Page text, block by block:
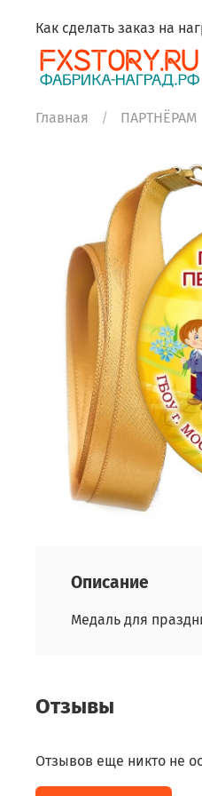
Как сделать заказ на
Главная ПАРТНЁРАМ
Описание
Медаль для
Отзывы
Отзывов еще никто не